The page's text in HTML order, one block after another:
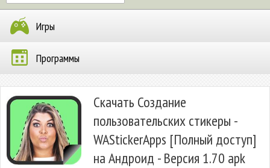
Игры
Программы
Скачать Создание
пользовательских стикеры -
WAStickerApps [Полный доступ]
на Андроид - Версия 1.70 apk